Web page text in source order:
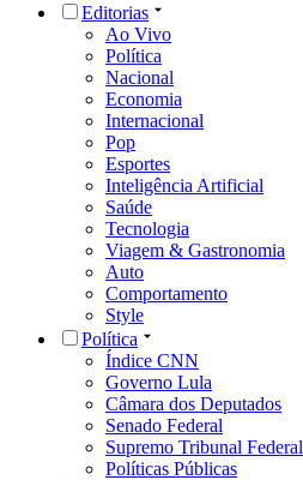
Editorias
Ao Vivo
Política
Nacional
Economia
Internacional
Pop
Esportes
Inteligência Artificial
Saúde
Tecnologia
Viagem & Gastronomia
Auto
Comportamento
Style
Política
Índice CNN
Governo Lula
Câmara dos Deputados
Senado Federal
Supremo Tribunal Federal
Políticas Públicas